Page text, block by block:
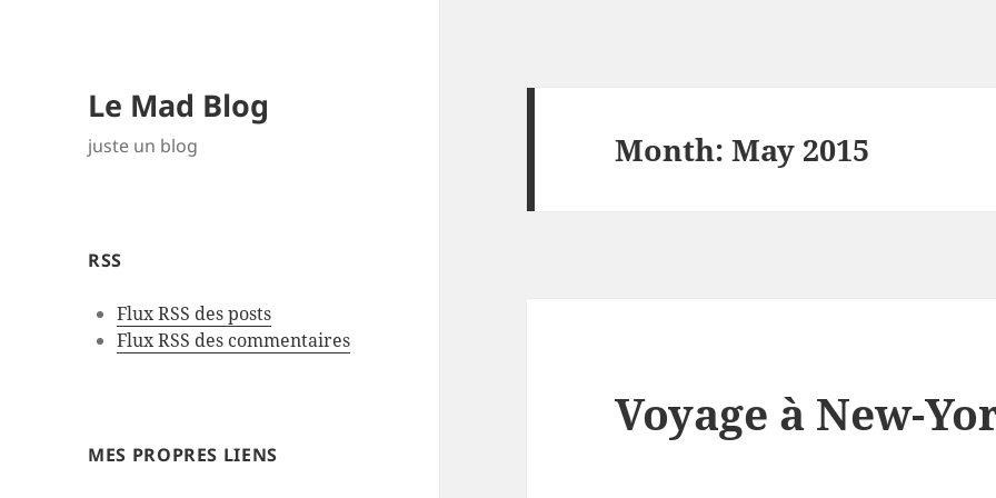
Le Mad Blog
juste un blog
RSS
Flux RSS des posts
Flux RSS des commentaires
MES PROPRES LIENS
Month:May 2015
Voyage à New-